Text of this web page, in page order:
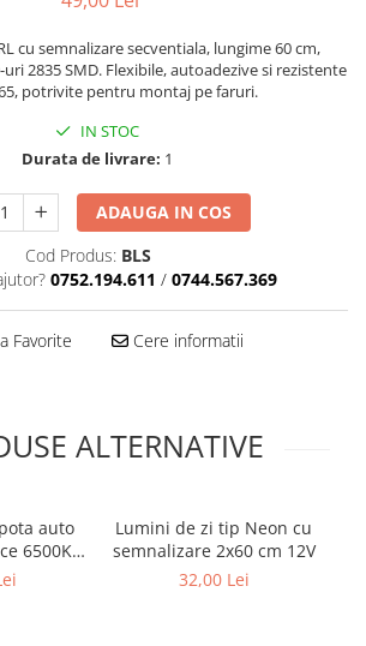
Ata
cu semnalizare secventiala, lungime 60 cm,
2835 SMD. Flexibile, autoadezive si rezistente
potrivite pentru montaj pe faruri.
IN STOC
Durata de livrare: 1
ADAUGA IN COS
Cod Produs: BLS
0752.194.611 / 0744.567.369
Favorite Cere informatii
ALTERNATIVE
auto
6500K
Lumini de zi tip Neon cu
semnalizare 2x60 cm 12V
32,00 Lei